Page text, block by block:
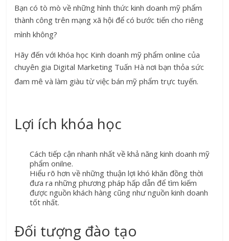
Bạn có tò mò về những hình thức kinh doanh mỹ phẩm
thành công trên mạng xã hội để có bước tiến cho riêng
mình không?
Hãy đến với khóa học Kinh doanh mỹ phẩm online của
chuyên gia Digital Marketing Tuấn Hà nơi bạn thỏa sức
đam mê và làm giàu từ việc bán mỹ phẩm trực tuyến.
Lợi ích khóa học
Cách tiếp cận nhanh nhất về khả năng kinh doanh mỹ
phẩm onilne.
Hiểu rõ hơn về những thuận lợi khó khăn đồng thời
đưa ra những phương pháp hấp dẫn để tìm kiếm
được nguồn khách hàng cũng như nguồn kinh doanh
tốt nhất.
Đối tượng đào tạo